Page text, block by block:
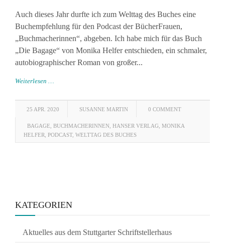
Auch dieses Jahr durfte ich zum Welttag des Buches eine
Buchempfehlung für den Podcast der BücherFrauen,
„Buchmacherinnen“, abgeben. Ich habe mich für das Buch
„Die Bagage“ von Monika Helfer entschieden, ein schmaler,
autobiographischer Roman von großer...
Weiterlesen …
25 APR. 2020 SUSANNE MARTIN 0 COMMENT
BAGAGE BUCHMACHERINNEN HANSER VERLAG MONIKA
HELFER PODCAST, WELTTAG DES BUCHES
KATEGORIEN
Aktuelles aus dem Stuttgarter Schriftstellerhaus